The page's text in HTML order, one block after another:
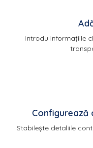
Introdu informațiile
Configurează
Stabilește detaliile